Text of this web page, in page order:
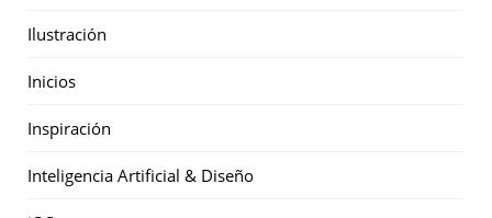
Ilustración
Inicios
Inspiración
Inteligencia Artificial & Diseño